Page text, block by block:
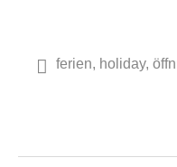
ferien holiday